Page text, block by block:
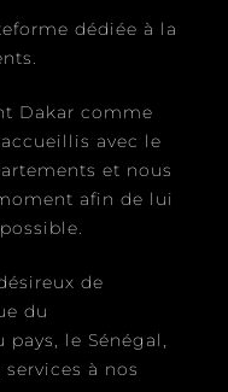
dédiée à la
Dakar comme
avec le
et nous
afin de lui
de
du
le Sénégal,
à nos